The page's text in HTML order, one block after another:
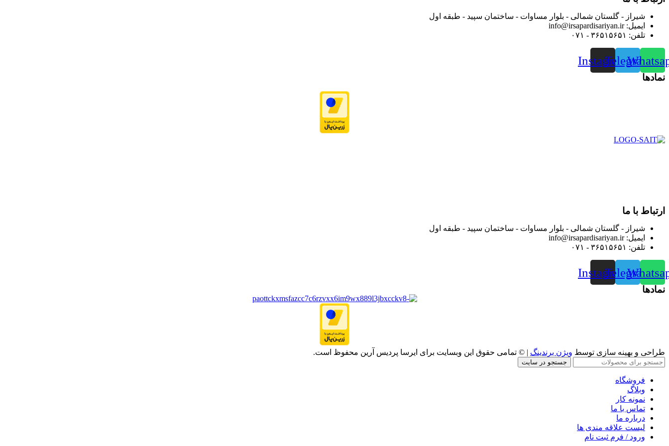
شیراز - گلستان شمالی - بلوار مساوات - ساختمان سپید - طبقه اول
ایمیل: info@irsapardisariyan.ir
تلفن: ۳۶۵۱۵۶۵۱ - ۰۷۱
Telegram
Instagram
نمادها
ارتباط با ما
شیراز - گلستان شمالی - بلوار مساوات - ساختمان سپید - طبقه اول
ایمیل: info@irsapardisariyan.ir
تلفن: ۳۶۵۱۵۶۵۱ - ۰۷۱
Telegram
Instagram
نمادها
طراحی و بهینه سازی توسط ویژن برندینگ | © تمامی حقوق این وبسایت برای ایرسا پردیس آرین محفوظ است.
جستجو در سایت
فروشگاه
وبلاگ
نمونه کار
تماس با ما
درباره ما
لیست علاقه مندی ها
ورود / فرم ثبت نام